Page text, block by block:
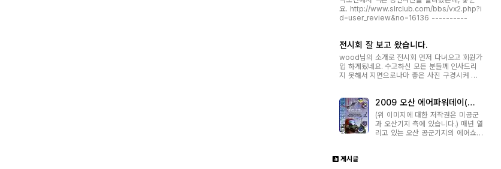
요. http://www.slrclub.com/bbs/vx2.php?i
d=user_review&no=16136 ----------
전시회 잘 보고 왔습니다.
wood님의 소개로 전시회 먼저 다녀오고 회원가
입 하게됬네요. 수고하신 모든 분들께 인사드리
지 못해서 지면으로나마 좋은 사진 구경시켜 주
그리고 바쁘신데 다시 와주셔서 감사드립니다.
모두들 수고하셨습니다.
2009 오산 에어파워데이(오
산 에어쇼)(10/21/수)
(위 이미지에 대한 저작권은 미공군
과 오산기지 측에 있습니다.) 매년 열
리고 있는 오산 공군기지의 에어쇼
게시글